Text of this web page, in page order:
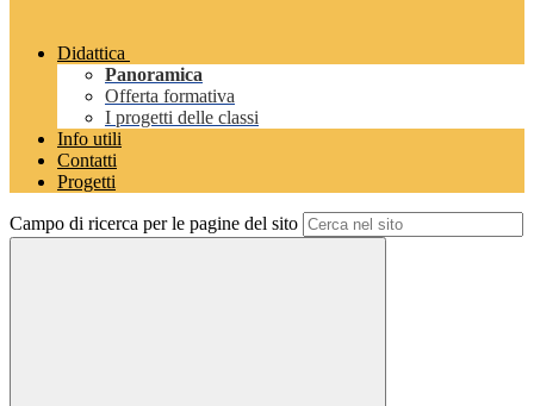
Didattica
Panoramica
Offerta formativa
I progetti delle classi
Info utili
Contatti
Progetti
Campo di ricerca per le pagine del sito